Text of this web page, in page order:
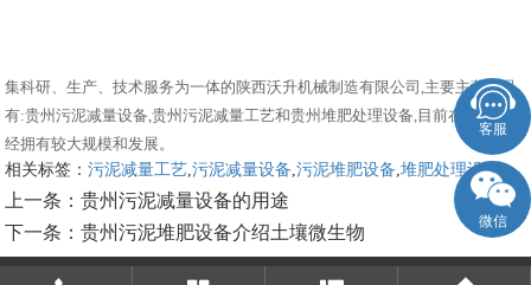
集科研、生产、技术服务为一体的陕西沃升机械制造有限公司,主要主营产品
有:贵州污泥减量设备,贵州污泥减量工艺和贵州堆肥处理设备,目前在市场上已
经拥有较大规模和发展。
相关标签：污泥减量工艺 ,污泥减量设备 ,污泥堆肥设备 ,堆肥处理设备 ,
上一条：贵州污泥减量设备的用途
下一条：贵州污泥堆肥设备介绍土壤微生物
客服
微信